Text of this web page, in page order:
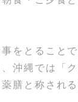
をとること
沖縄では「
膳と称され